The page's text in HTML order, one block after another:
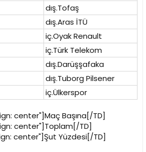
dış.Tofaş
dış.Aras İTÜ
iç.Oyak Renault
iç.Türk Telekom
dış.Darüşşafaka
dış.Tuborg Pilsener
iç.Ülkerspor
center"]Maç Başına[/TD]
center"]Toplam[/TD]
center"]Şut Yüzdesi[/TD]